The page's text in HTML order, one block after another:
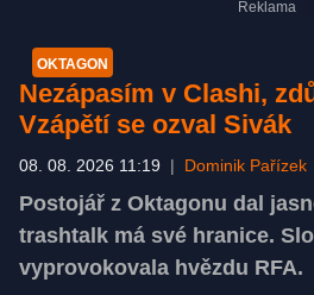
OKTAGON
Nezápasím v Clashi,
Vzápětí se ozval Sivák
08. 08. 2026 11:19 Dominik Pařízek
Postojář z Oktagonu dal
trashtalk má své hranice.
vyprovokovala hvězdu RFA.